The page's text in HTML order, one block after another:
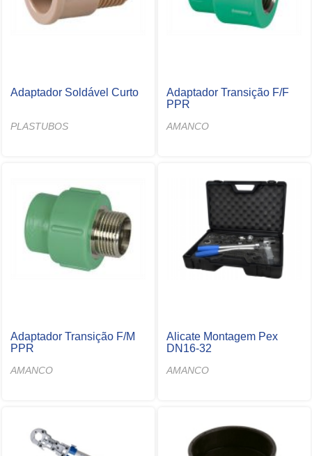
Adaptador Soldável Curto
PLASTUBOS
Adaptador Transição F/F
PPR
AMANCO
Adaptador Transição F/M
PPR
AMANCO
Alicate Montagem Pex
DN16-32
AMANCO